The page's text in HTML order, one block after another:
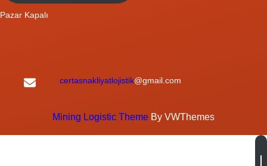
Pazar Kapalı
certasnakliyatlojistik@gmail.com
Mining Logistic Theme By VWThemes